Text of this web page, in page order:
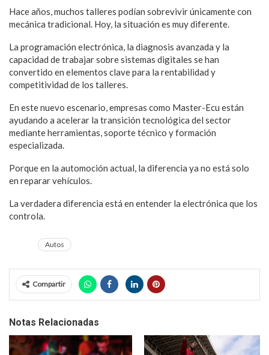
Hace años, muchos talleres podían sobrevivir únicamente con
mecánica tradicional. Hoy, la situación es muy diferente.
La programación electrónica, la diagnosis avanzada y la
capacidad de trabajar sobre sistemas digitales se han
convertido en elementos clave para la rentabilidad y
competitividad de los talleres.
En este nuevo escenario, empresas como Master-Ecu están
ayudando a acelerar la transición tecnológica del sector
mediante herramientas, soporte técnico y formación
especializada.
Porque en la automoción actual, la diferencia ya no está solo
en reparar vehículos.
La verdadera diferencia está en entender la electrónica que los
controla.
Autos
Compartir
Notas Relacionadas